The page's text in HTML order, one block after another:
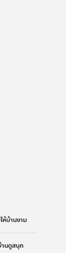
ห้บ้านงาม
านดูสนุก